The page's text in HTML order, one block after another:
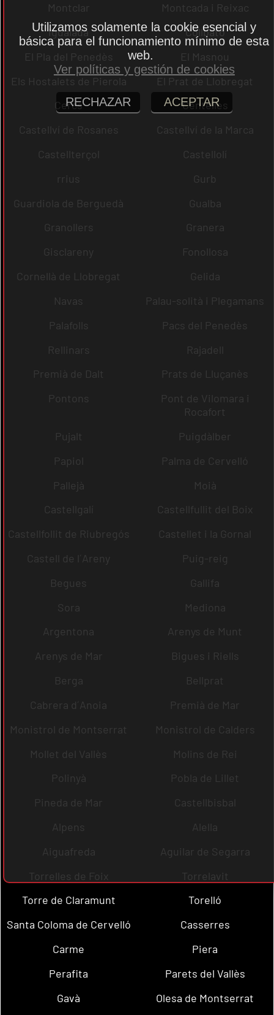
Montclar
Montcada i Reixac
Igualada
Collbató
El Pla del Penedès
El Masnou
Els Hostalets de Pierola
El Prat de Llobregat
Cercs
Centelles
Castellví de Rosanes
Castellví de la Marca
Castellterçol
Castellolí
rrius
Gurb
Guardiola de Berguedà
Gualba
Granollers
Granera
Gisclareny
Fonollosa
Cornellà de Llobregat
Gelida
Navas
Palau-solità i Plegamans
Palafolls
Pacs del Penedès
Rellinars
Rajadell
Premià de Dalt
Prats de Lluçanès
Pontons
Pont de Vilomara i
Rocafort
Pujalt
Puigdàlber
Papiol
Palma de Cervelló
Pallejà
Moià
Castellgalí
Castellfullit del Boix
Castellfollit de Riubregós
Castellet i la Gornal
Castell de l´Areny
Puig-reig
Begues
Gallifa
Sora
Mediona
Argentona
Arenys de Munt
Arenys de Mar
Bigues i Riells
Berga
Bellprat
Cabrera d´Anoia
Premià de Mar
Monistrol de Montserrat
Monistrol de Calders
Mollet del Vallès
Molins de Rei
Polinyà
Pobla de Lillet
Pineda de Mar
Castellbisbal
Alpens
Alella
Aiguafreda
Aguilar de Segarra
Torrelles de Foix
Torrelavit
Torre de Claramunt
Torelló
Santa Coloma de Cervelló
Casserres
Carme
Piera
Perafita
Parets del Vallès
Gavà
Olesa de Montserrat
Utilizamos solamente la cookie esencial y
básica para el funcionamiento mínimo de esta
web.
Ver políticas y gestión de cookies
RECHAZAR ACEPTAR